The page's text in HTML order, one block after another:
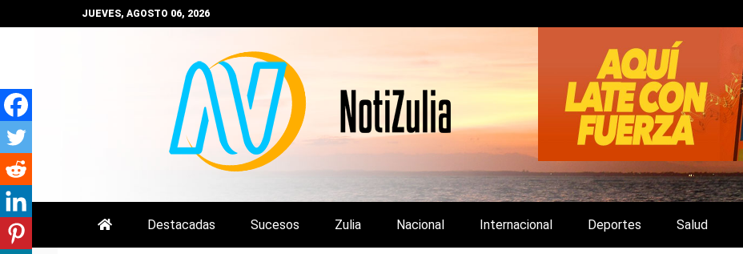
al
JUEVES, AGOSTO 06, 2026
NOTIZULIA
NOTICIAS DEL ZULIA, VENEZUELA Y DE INTERÉS GENERAL.
Destacadas Sucesos Zulia Nacional Internacional Deportes Salud